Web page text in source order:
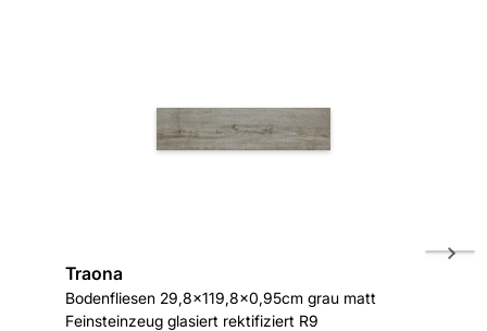
Traona
Bodenfliesen 29,8x119,8x0,95cm grau matt
Feinsteinzeug glasiert rektifiziert R9